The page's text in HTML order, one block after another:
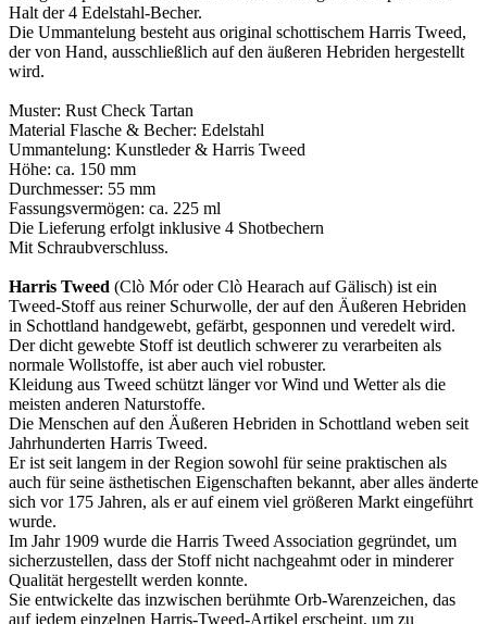
Halt der 4 Edelstahl-Becher.
Die Ummantelung besteht aus original schottischem Harris Tweed,
der von Hand, ausschließlich auf den äußeren Hebriden hergestellt
wird.
Muster: Rust Check Tartan
Material Flasche & Becher: Edelstahl
Ummantelung: Kunstleder & Harris Tweed
Höhe: ca. 150 mm
Durchmesser: 55 mm
Fassungsvermögen: ca. 225 ml
Die Lieferung erfolgt inklusive 4 Shotbechern
Mit Schraubverschluss.
Harris Tweed (Clò Mór oder Clò Hearach auf Gälisch) ist ein
Tweed-Stoff aus reiner Schurwolle, der auf den Äußeren Hebriden
in Schottland handgewebt, gefärbt, gesponnen und veredelt wird.
Der dicht gewebte Stoff ist deutlich schwerer zu verarbeiten als
normale Wollstoffe, ist aber auch viel robuster.
Kleidung aus Tweed schützt länger vor Wind und Wetter als die
meisten anderen Naturstoffe.
Die Menschen auf den Äußeren Hebriden in Schottland weben seit
Jahrhunderten Harris Tweed.
Er ist seit langem in der Region sowohl für seine praktischen als
auch für seine ästhetischen Eigenschaften bekannt, aber alles änderte
sich vor 175 Jahren, als er auf einem viel größeren Markt eingeführt
wurde.
Im Jahr 1909 wurde die Harris Tweed Association gegründet, um
sicherzustellen, dass der Stoff nicht nachgeahmt oder in minderer
Qualität hergestellt werden konnte.
Sie entwickelte das inzwischen berühmte Orb-Warenzeichen, das
auf jedem einzelnen Harris-Tweed-Artikel erscheint, um zu